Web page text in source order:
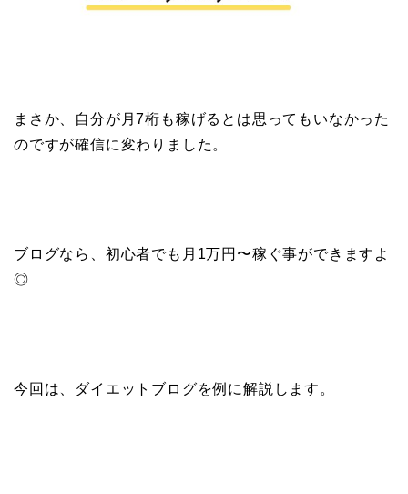
まさか、自分が月7桁も稼げるとは思ってもいなかった
のですが確信に変わりました。
ブログなら、初心者でも月1万円〜稼ぐ事ができますよ
◎
今回は、ダイエットブログを例に解説します。